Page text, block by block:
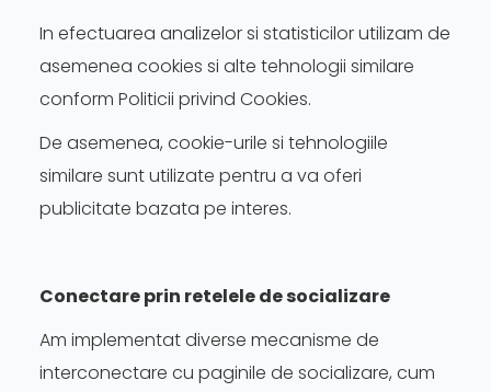
In efectuarea analizelor si statisticilor utilizam de
asemenea cookies si alte tehnologii similare
conform Politicii privind Cookies.
De asemenea, cookie-urile si tehnologiile
similare sunt utilizate pentru a va oferi
publicitate bazata pe interes.
Conectare prin retelele de socializare
Am implementat diverse mecanisme de
interconectare cu paginile de socializare, cum